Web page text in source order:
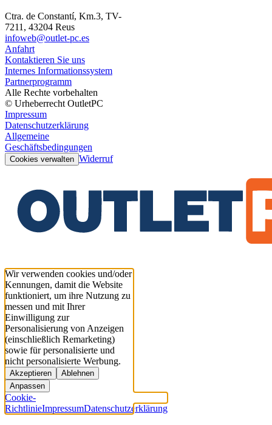
Ctra. de Constantí, Km.3, TV-
7211, 43204 Reus
infoweb@outlet-pc.es
Anfahrt
Kontaktieren Sie uns
Internes Informationssystem
Partnerprogramm
Alle Rechte vorbehalten
© Urheberrecht OutletPC
Impressum
Datenschutzerklärung
Allgemeine
Geschäftsbedingungen
Cookies verwalten Widerruf
Wir verwenden cookies und/oder
Kennungen, damit die Website
funktioniert, um ihre Nutzung zu
messen und mit Ihrer
Einwilligung zur
Personalisierung von Anzeigen
(einschließlich Remarketing)
sowie für personalisierte und
nicht personalisierte Werbung.
Akzeptieren
Ablehnen
Anpassen
Cookie-
RichtlinieImpressumDatenschutzerklärung